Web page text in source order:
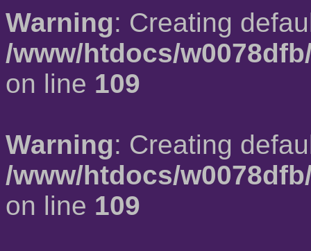
Warning: Creating
/www/htdocs/
on line 109
Warning: Creating
/www/htdocs/
on line 109